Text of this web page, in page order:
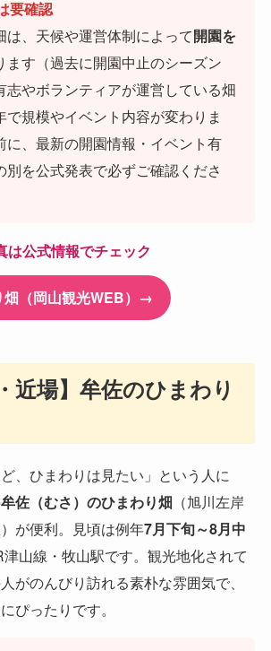
要確認
は、天候や運営体制によって開園を
ます（過去に開園中止のシーズン
志やボランティアが運営している畑
で規模やイベント内容が変わりま
に、最新の開園情報・イベント有
別を公式発表で必ずご確認くださ
公式情報でチェック
畑（岡山観光WEB）→
近場】牟佐のひまわり
、ひまわりは見たい」という人に
牟佐（むさ）のひまわり畑 （旭川左岸
が便利。見頃は例年7月下旬～8月中
山線・牧山駅です。観光地化されて
がのんびり訪れる素朴な雰囲気で、
ぴったりです。